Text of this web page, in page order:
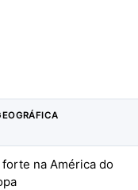
forte na América do